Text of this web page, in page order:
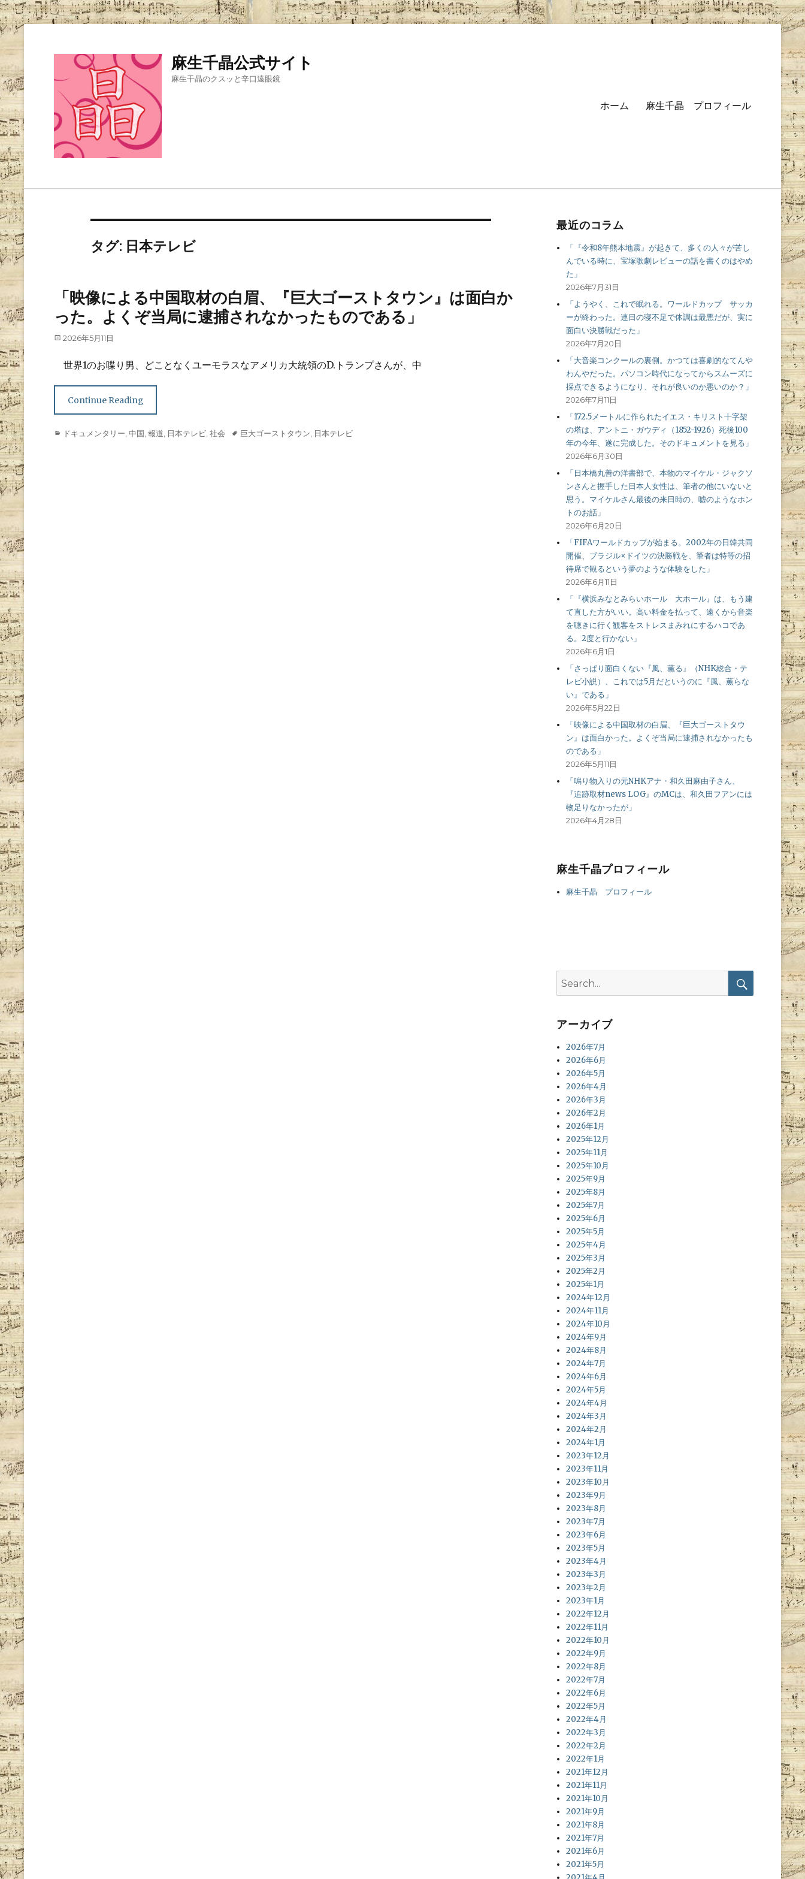
麻生千晶公式サイト
麻生千晶のクスッと辛口遠眼鏡
Primary
ホーム 麻生千晶 プロフィール
タグ: 日本テレビ
「映像による中国取材の白眉、『巨大ゴーストタウン』は面白か
った。よくぞ当局に逮捕されなかったものである」
Posted
2026年5月11日
世界1のお喋り男、どことなくユーモラスなアメリカ大統領のD.トランプさんが、中
Continue Reading
Categories
ドキュメンタリー 中国 報道 日本テレビ 社会 Tags巨大ゴーストタウン 日本テレビ
最近のコラム
「『令和8年熊本地震』が起きて、多くの人々が苦し
んでいる時に、宝塚歌劇レビューの話を書くのはやめ
た」
2026年7月31日
「ようやく、これで眠れる。ワールドカップ サッカ
ーが終わった。連日の寝不足で体調は最悪だが、実に
面白い決勝戦だった」
2026年7月20日
「大音楽コンクールの裏側。かつては喜劇的なてんや
わんやだった。パソコン時代になってからスムーズに
採点できるようになり、それが良いのか悪いのか？」
2026年7月11日
「172.5メートルに作られたイエス・キリスト十字架
の塔は、アントニ・ガウディ（1852-1926）死後100
年の今年、遂に完成した。そのドキュメントを見る」
2026年6月30日
「日本橋丸善の洋書部で、本物のマイケル・ジャクソ
ンさんと握手した日本人女性は、筆者の他にいないと
思う。マイケルさん最後の来日時の、嘘のようなホン
トのお話」
2026年6月20日
「FIFAワールドカップが始まる。2002年の日韓共同
開催、ブラジル×ドイツの決勝戦を、筆者は特等の招
待席で観るという夢のような体験をした」
2026年6月11日
「『横浜みなとみらいホール 大ホール』は、もう建
て直した方がいい。高い料金を払って、遠くから音楽
を聴きに行く観客をストレスまみれにするハコであ
る。2度と行かない」
2026年6月1日
「さっぱり面白くない『風、薫る』（NHK総合・テ
レビ小説）、これでは5月だというのに『風、薫らな
い』である」
2026年5月22日
「映像による中国取材の白眉、『巨大ゴーストタウ
ン』は面白かった。よくぞ当局に逮捕されなかったも
のである」
2026年5月11日
「鳴り物入りの元NHKアナ・和久田麻由子さん、
『追跡取材news LOG』のMCは、和久田フアンには
物足りなかったが」
2026年4月28日
麻生千晶プロフィール
麻生千晶 プロフィール
for:
アーカイブ
2026年7月
2026年6月
2026年5月
2026年4月
2026年3月
2026年2月
2026年1月
2025年12月
2025年11月
2025年10月
2025年9月
2025年8月
2025年7月
2025年6月
2025年5月
2025年4月
2025年3月
2025年2月
2025年1月
2024年12月
2024年11月
2024年10月
2024年9月
2024年8月
2024年7月
2024年6月
2024年5月
2024年4月
2024年3月
2024年2月
2024年1月
2023年12月
2023年11月
2023年10月
2023年9月
2023年8月
2023年7月
2023年6月
2023年5月
2023年4月
2023年3月
2023年2月
2023年1月
2022年12月
2022年11月
2022年10月
2022年9月
2022年8月
2022年7月
2022年6月
2022年5月
2022年4月
2022年3月
2022年2月
2022年1月
2021年12月
2021年11月
2021年10月
2021年9月
2021年8月
2021年7月
2021年6月
2021年5月